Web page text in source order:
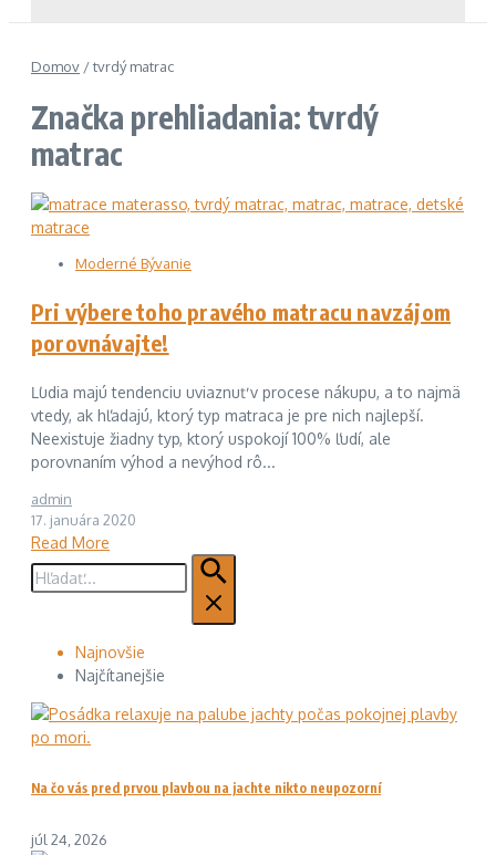
Domov /tvrdý matrac
Značka prehliadania: tvrdý
matrac
Moderné Bývanie
Pri výbere toho pravého matracu navzájom
porovnávajte!
Ľudia majú tendenciu uviaznuť v procese nákupu, a to najmä
vtedy, ak hľadajú, ktorý typ matraca je pre nich najlepší.
Neexistuje žiadny typ, ktorý uspokojí 100% ľudí, ale
porovnaním výhod a nevýhod rô...
admin
17. januára 2020
Read More
Hľadať:
Najnovšie
Najčítanejšie
Na čo vás pred prvou plavbou na jachte nikto neupozorní
júl 24, 2026